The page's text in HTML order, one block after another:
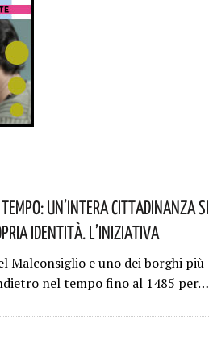
Un’intera Cittadinanza Si
Identità. L’iniziativa
Malconsiglio e uno dei borghi più
nel tempo fino al 1485 per…